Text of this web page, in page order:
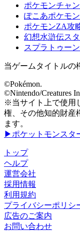
ポケモンチャ
ぽこあポケモ
ポケモンZA攻
幻想水滸伝ス
スプラトゥー
当ゲームタイトルの
©Pokémon.
©Nintendo/Creatures
※当サイト上で使用
権、その他知的財産
ます。
▶ポケットモンスタ
トップ
ヘルプ
運営会社
採用情報
利用規約
プライバシーポリシ
広告のご案内
お問い合わせ